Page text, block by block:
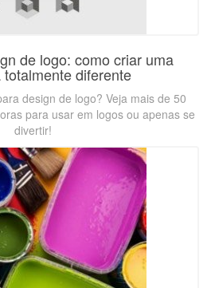
de logo: como criar uma
totalmente diferente
design de logo? Veja mais de 50
para usar em logos ou apenas se
divertir!